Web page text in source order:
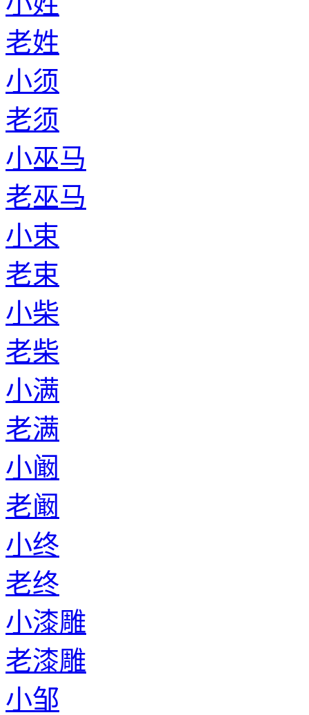
老姓
小须
老须
小巫马
老巫马
小束
老束
小柴
老柴
小满
老满
小阚
老阚
小终
老终
小漆雕
老漆雕
小邹